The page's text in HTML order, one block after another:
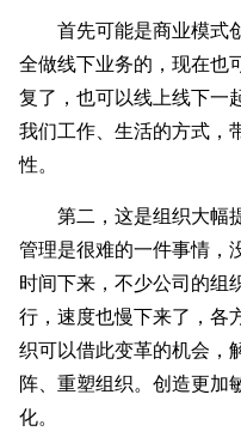
首先可能是商业模式
全做线下业务的，现在也
复了，也可以线上线下一
我们工作、生活的方式，
性。
第二，这是组织大幅
管理是很难的一件事情，
时间下来，不少公司的组
行，速度也慢下来了，各
织可以借此变革的机会，
阵、重塑组织。创造更加
化。